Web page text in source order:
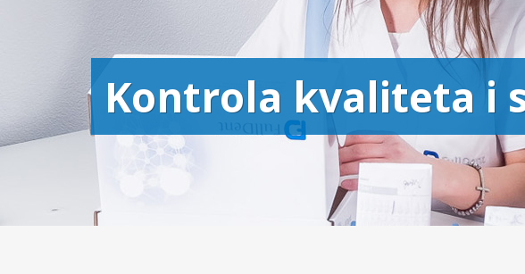
Kontrola kvaliteta i